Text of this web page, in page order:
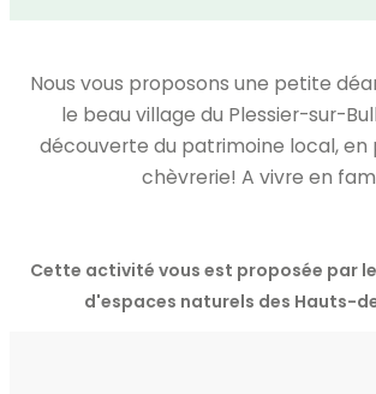
Nous vous proposons une petite
le beau village du Plessier-sur-
découverte du patrimoine local, en
chèvrerie! A vivre en
Cette activité vous est proposée par
d'espaces naturels des Hauts-